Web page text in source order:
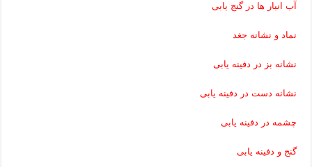
آب انبار ها در گنج یابی
نماد و نشانه جغد
نشانه بز در دفینه یابی
نشانه دست در دفینه یابی
چشمه در دفینه یابی
گنج و دفینه یابی